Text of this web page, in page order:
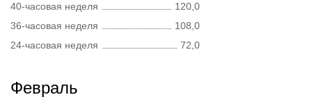
40-часовая неделя
120,0
36-часовая неделя
108,0
24-часовая неделя
72,0
Февраль